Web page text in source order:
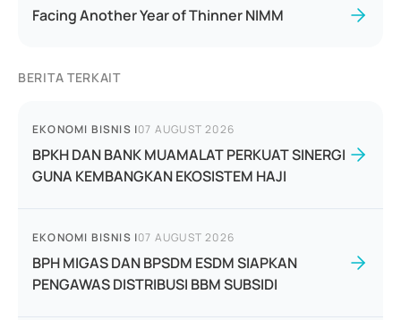
Facing Another Year of Thinner NIMM
BERITA TERKAIT
EKONOMI BISNIS |07 AUGUST 2026
BPKH DAN BANK MUAMALAT PERKUAT SINERGI
GUNA KEMBANGKAN EKOSISTEM HAJI
EKONOMI BISNIS |07 AUGUST 2026
BPH MIGAS DAN BPSDM ESDM SIAPKAN
PENGAWAS DISTRIBUSI BBM SUBSIDI